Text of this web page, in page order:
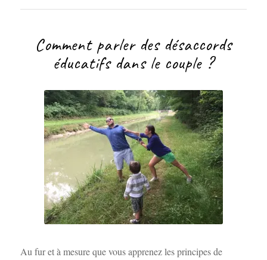
Comment parler des désaccords
éducatifs dans le couple ?
Au fur et à mesure que vous apprenez les principes de